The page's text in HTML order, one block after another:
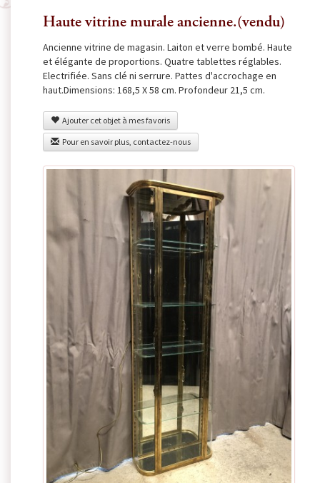
Haute vitrine murale ancienne.(vendu)
Ancienne vitrine de magasin. Laiton et verre bombé. Haute
et élégante de proportions. Quatre tablettes réglables.
Electrifiée. Sans clé ni serrure. Pattes d'accrochage en
haut.Dimensions: 168,5 X 58 cm. Profondeur 21,5 cm.
Ajouter cet objet à mes favoris
Pour en savoir plus, contactez-nous